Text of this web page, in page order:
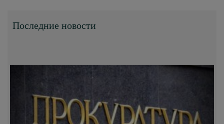
Последние новости